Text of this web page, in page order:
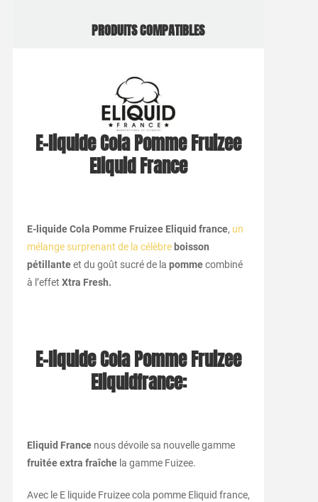
PRODUITS COMPATIBLES
E-liquide Cola Pomme Fruizee
Eliquid France
E-liquide Cola Pomme Fruizee Eliquid france, un
mélange surprenant de la célèbre boisson
pétillanteet du goût sucré de la pommecombiné
à l’effet Xtra Fresh.
E-liquide Cola Pomme Fruizee
Eliquidfrance:
Eliquid Francenous dévoile sa nouvelle gamme
fruitée extra fraîchela gamme Fuizee.
Avec le E liquide Fruizee cola pomme Eliquid france,